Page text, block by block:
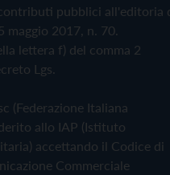
pubblici all'editoria
maggio 2017, n. 70.
lettera f) del comma 2
Lgs.
(Federazione Italiana
allo IAP (Istituto
accettando il Codice di
Commerciale